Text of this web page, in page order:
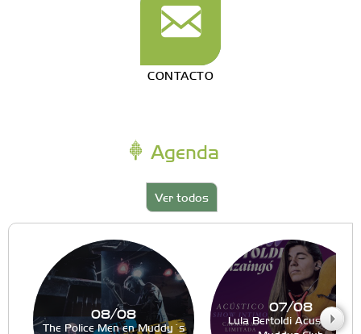
CONTACTO
Agenda
Ver todos
08/08
The Police Men en Muddy´s
07/08
Lula Bertoldi Acustico en